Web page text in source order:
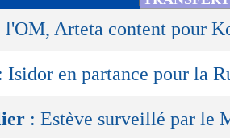
l'OM, Arteta content pour
: Isidor en partance pour la
: Estève surveillé par le